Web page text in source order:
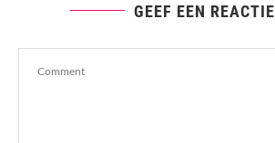
GEEF EEN REACTIE